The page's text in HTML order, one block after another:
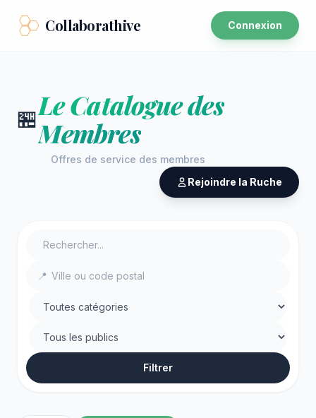
Collaborathive Connexion
🏪Le Catalogue des
Membres
Offres de service des membres
Rejoindre la Ruche
📍
Filtrer